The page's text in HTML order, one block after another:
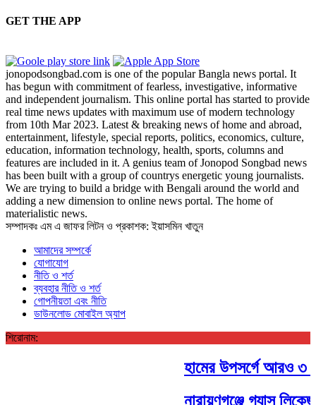
GET THE APP
jonopodsongbad.com is one of the popular Bangla news portal. It
has begun with commitment of fearless, investigative, informative
and independent journalism. This online portal has started to provide
real time news updates with maximum use of modern technology
from 10th Mar 2023. Latest & breaking news of home and abroad,
entertainment, lifestyle, special reports, politics, economics, culture,
education, information technology, health, sports, columns and
features are included in it. A genius team of Jonopod Songbad news
has been built with a group of countrys energetic young journalists.
We are trying to build a bridge with Bengali around the world and
adding a new dimension to online news portal. The home of
materialistic news.
সম্পাদকঃ এম এ জাফর লিটন ও প্রকাশক: ইয়াসমিন খাতুন
আমাদের সম্পর্কে
যোগাযোগ
নীতি ও শর্ত
ব্যবহার নীতি ও শর্ত
গোপনীয়তা এবং নীতি
ডাউনলোড মোবাইল অ্যাপ
শিরোনাম:
হামের উপসর্গে আরও ৩
নারায়ণগঞ্জে গ্যাস